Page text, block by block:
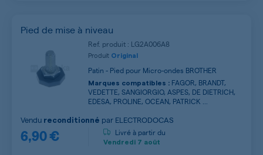
Pied de mise à niveau
Ref. produit : LG2A006A8
Produit Original
Patin - Pied pour Micro-ondes BROTHER
Marques compatibles : FAGOR, BRANDT,
VEDETTE, SANGIORGIO, ASPES, DE DIETRICH,
EDESA, PROLINE, OCEAN, PATRICK ...
6,90 €
Vendu reconditionné par ELECTRODOCAS
Livré à partir du
Vendredi 7 août